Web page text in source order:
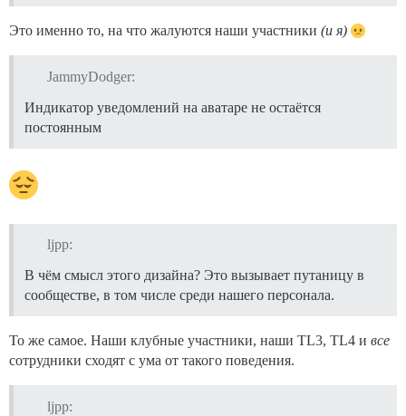
Это именно то, на что жалуются наши участники (и я)
JammyDodger:
Индикатор уведомлений на аватаре не остаётся
постоянным
ljpp:
В чём смысл этого дизайна? Это вызывает путаницу в
сообществе, в том числе среди нашего персонала.
То же самое. Наши клубные участники, наши TL3, TL4 и все
сотрудники сходят с ума от такого поведения.
ljpp: